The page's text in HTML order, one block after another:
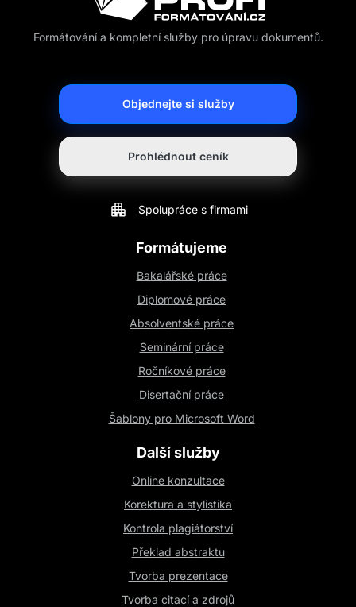
Formátování a kompletní služby pro úpravu dokumentů.
Objednejte si služby
Prohlédnout ceník
Spolupráce s firmami
Formátujeme
Bakalářské práce
Diplomové práce
Absolventské práce
Seminární práce
Ročníkové práce
Disertační práce
Šablony pro Microsoft Word
Další služby
Online konzultace
Korektura a stylistika
Kontrola plagiátorství
Překlad abstraktu
Tvorba prezentace
Tvorba citací a zdrojů